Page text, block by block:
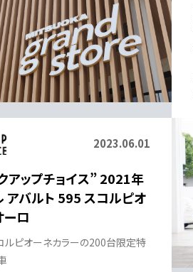
2023.06.01
アップチョイス” 2021年
アバルト 595 スコルピオ
ーロ
ルピオーネカラーの200台限定特